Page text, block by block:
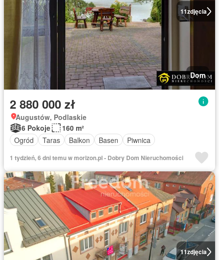
11zdjęcia
Dom
2 880 000 zł
Augustów, Podlaskie
6 Pokoje
160 m²
Ogród
Taras Balkon Basen Piwnica
1 tydzień, 6 dni temu w morizon.pl - Dobry Dom Nieruchomości
11zdjęcia